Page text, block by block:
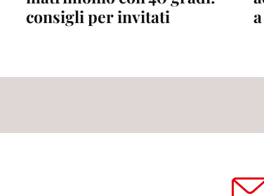
consigli per invitati